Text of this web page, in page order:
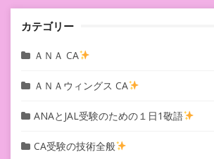
ン
カテゴリー
ＡＮＡ CA
ＡＮＡウィングス CA
ANAとJAL受験のための１日1敬語
CA受験の技術全般